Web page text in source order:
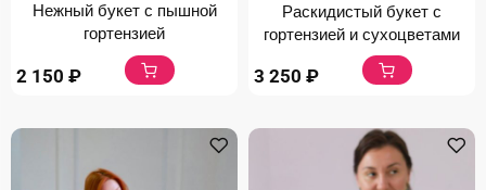
Нежный букет с пышной
гортензией
2 150 ₽
Раскидистый букет с
гортензией и сухоцветами
3 250 ₽